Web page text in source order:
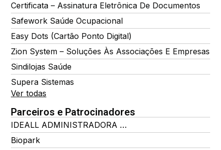
Certificata – Assinatura Eletrônica De Documentos
Safework Saúde Ocupacional
Easy Dots (Cartão Ponto Digital)
Zion System – Soluções Às Associações E Empresas
Sindilojas Saúde
Supera Sistemas
Ver todas
Parceiros e Patrocinadores
IDEALL ADMINISTRADORA DE BENEFÍCIOS
Biopark